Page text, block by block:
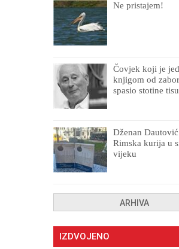
Ne pristajem!
Čovjek koji je
knjigom od
spasio stotine
Dženan
Rimska kurija u
vijeku
ARHIVA
IZDVOJENO